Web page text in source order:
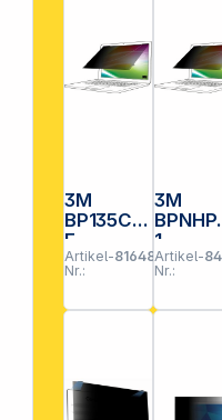
3M
BP135C3
E
Blickschu
tzf. 3:2
Bright
top
Artikel-
Nr.:
816489
3M
1
tzf. 3:2
Scr. HP
Artikel-
Nr.: